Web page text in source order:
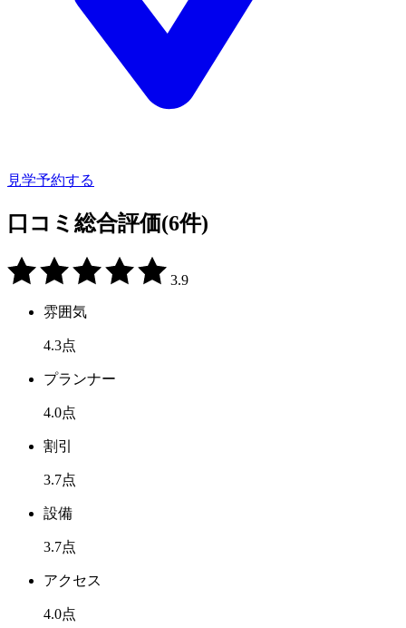
見学予約する
口コミ総合評価(6件)
3.9
雰囲気
4.3点
プランナー
4.0点
割引
3.7点
設備
3.7点
アクセス
4.0点